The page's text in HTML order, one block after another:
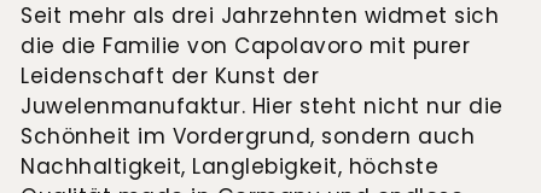
Seit mehr als drei Jahrzehnten widmet sich
die die Familie von Capolavoro mit purer
Leidenschaft der Kunst der
Juwelenmanufaktur. Hier steht nicht nur die
Schönheit im Vordergrund, sondern auch
Nachhaltigkeit, Langlebigkeit, höchste